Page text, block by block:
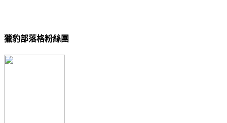
獵豹部落格粉絲團